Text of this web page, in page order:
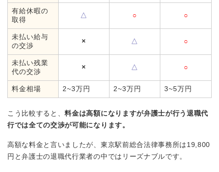
有給休暇の
取得
△ ○ ○
未払い給与
の交渉
× △ ○
未払い残業
代の交渉
× △ ○
料金相場 2~3万円 2~3万円 3~5万円
こう比較すると、料金は高額になりますが弁護士が行う退職代
行では全ての交渉が可能になります。
高額な料金と言いましたが、東京駅前総合法律事務所は19,800
円と弁護士の退職代行業者の中ではリーズナブルです。